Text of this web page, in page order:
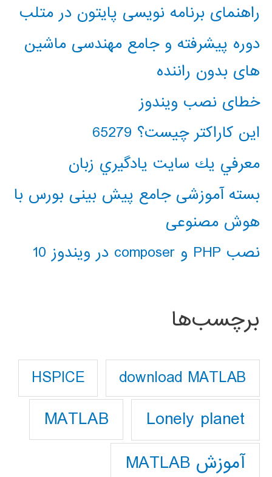
راهنمای برنامه نویسی پایتون در متلب
دوره پیشرفته و جامع مهندسی ماشین
های بدون راننده
خطای نصب ویندوز
این کاراکتر چیست؟ 65279
معرفي يك سايت يادگيري زبان
بسته آموزشی جامع پیش بینی بورس با
هوش مصنوعی
نصب PHP و composer در ویندوز 10
برچسب‌ها
download MATLAB
HSPICE
Lonely planet
MATLAB
آموزش MATLAB